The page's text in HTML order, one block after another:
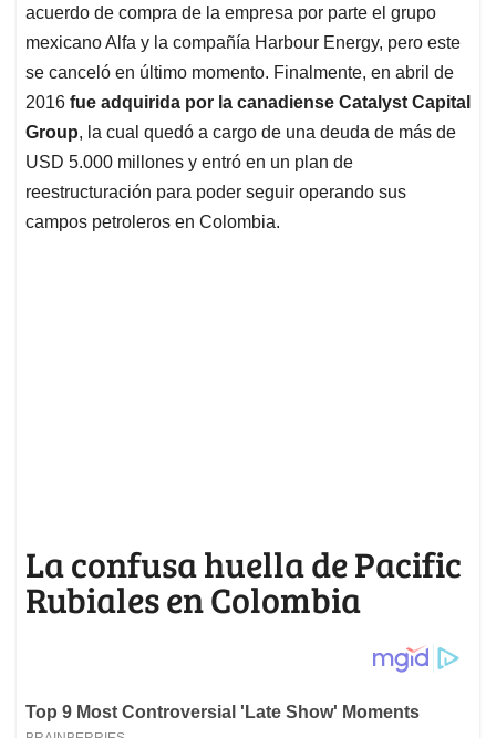
acuerdo de compra de la empresa por parte el grupo
mexicano Alfa y la compañía Harbour Energy, pero este
se canceló en último momento. Finalmente, en abril de
2016 fue adquirida por la canadiense Catalyst Capital
Group, la cual quedó a cargo de una deuda de más de
USD 5.000 millones y entró en un plan de
reestructuración para poder seguir operando sus
campos petroleros en Colombia.
La confusa huella de Pacific
Rubiales en Colombia